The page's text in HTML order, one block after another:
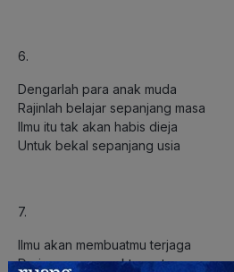
6.
Dengarlah para anak muda
Rajinlah belajar sepanjang masa
Ilmu itu tak akan habis dieja
Untuk bekal sepanjang usia
7.
Ilmu akan membuatmu terjaga
Dari suramnya waktu serta masa